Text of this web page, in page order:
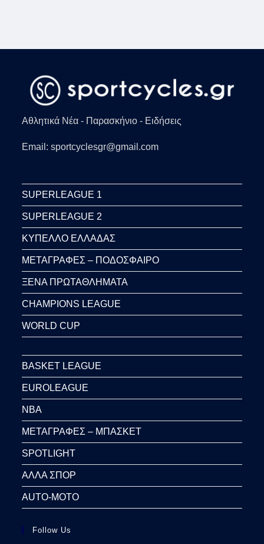
Αθλητικά Νέα - Παρασκήνιο - Ειδήσεις
Email: sportcyclesgr@gmail.com
SUPERLEAGUE 1
SUPERLEAGUE 2
ΚΥΠΕΛΛΟ ΕΛΛΑΔΑΣ
ΜΕΤΑΓΡΑΦΕΣ – ΠΟΔΟΣΦΑΙΡΟ
ΞΕΝΑ ΠΡΩΤΑΘΛΗΜΑΤΑ
CHAMPIONS LEAGUE
WORLD CUP
BASKET LEAGUE
EUROLEAGUE
NBA
ΜΕΤΑΓΡΑΦΕΣ – ΜΠΑΣΚΕΤ
SPOTLIGHT
ΑΛΛΑ ΣΠΟΡ
AUTO-MOTO
Follow Us